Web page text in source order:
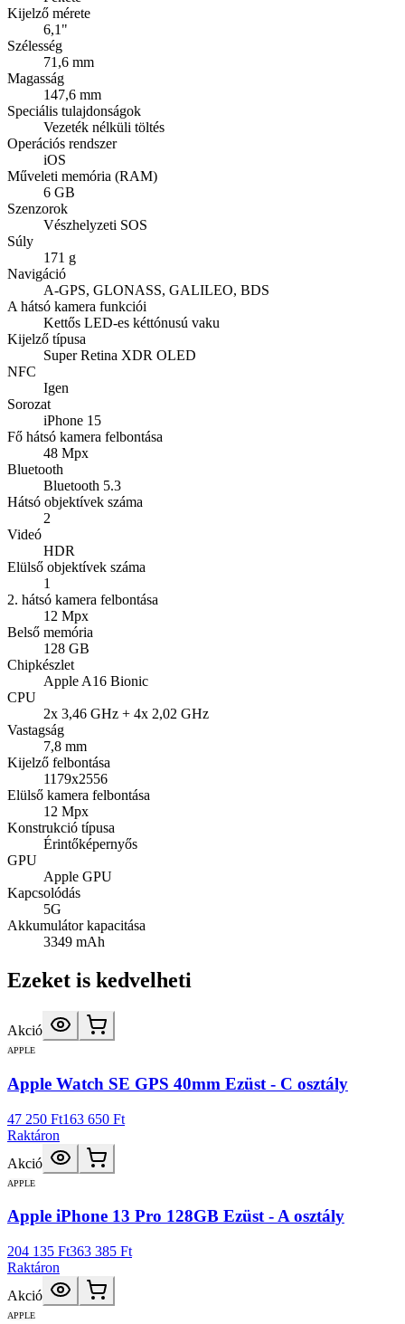
Kijelző mérete
6,1"
Szélesség
71,6 mm
Magasság
147,6 mm
Speciális tulajdonságok
Vezeték nélküli töltés
Operációs rendszer
iOS
Műveleti memória (RAM)
6 GB
Szenzorok
Vészhelyzeti SOS
Súly
171 g
Navigáció
A-GPS, GLONASS, GALILEO, BDS
A hátsó kamera funkciói
Kettős LED-es kéttónusú vaku
Kijelző típusa
Super Retina XDR OLED
NFC
Igen
Sorozat
iPhone 15
Fő hátsó kamera felbontása
48 Mpx
Bluetooth
Bluetooth 5.3
Hátsó objektívek száma
2
Videó
HDR
Elülső objektívek száma
1
2. hátsó kamera felbontása
12 Mpx
Belső memória
128 GB
Chipkészlet
Apple A16 Bionic
CPU
2x 3,46 GHz + 4x 2,02 GHz
Vastagság
7,8 mm
Kijelző felbontása
1179x2556
Elülső kamera felbontása
12 Mpx
Konstrukció típusa
Érintőképernyős
GPU
Apple GPU
Kapcsolódás
5G
Akkumulátor kapacitása
3349 mAh
Ezeket is kedvelheti
Akció
APPLE
Apple Watch SE GPS 40mm Ezüst - C osztály
47 250 Ft163 650 Ft
Raktáron
Akció
APPLE
Apple iPhone 13 Pro 128GB Ezüst - A osztály
204 135 Ft363 385 Ft
Raktáron
Akció
APPLE